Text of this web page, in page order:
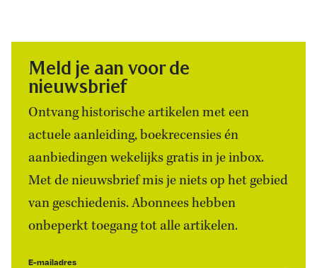
Meld je aan voor de
nieuwsbrief
Ontvang historische artikelen met een
actuele aanleiding, boekrecensies én
aanbiedingen wekelijks gratis in je inbox.
Met de nieuwsbrief mis je niets op het gebied
van geschiedenis. Abonnees hebben
onbeperkt toegang tot alle artikelen.
E-mailadres